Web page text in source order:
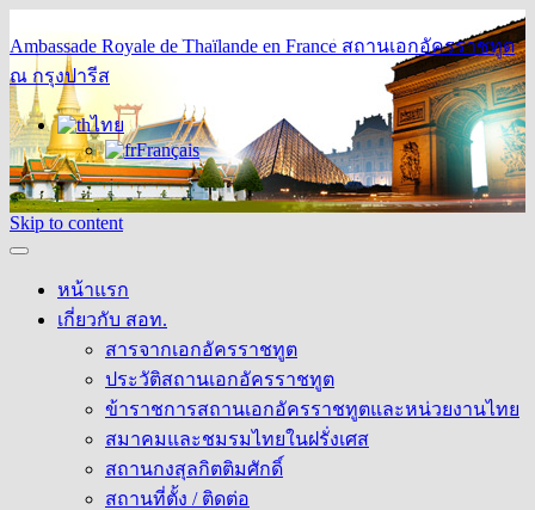
Ambassade Royale de Thaïlande en France สถานเอกอัครราชทูต
ณ กรุงปารีส
ไทย
Français
Skip to content
หน้าแรก
เกี่ยวกับ สอท.
สารจากเอกอัครราชทูต
ประวัติสถานเอกอัครราชทูต
ข้าราชการสถานเอกอัครราชทูตและหน่วยงานไทย
สมาคมและชมรมไทยในฝรั่งเศส
สถานกงสุลกิตติมศักดิ์
สถานที่ตั้ง / ติดต่อ